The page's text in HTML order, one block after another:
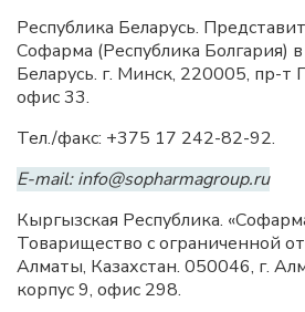
Республика Беларусь.
Софарма (Республика Болгария)
Беларусь. г. Минск, 220005, пр-т
офис 33.
Тел./факс: +375 17 242-82-92.
E-mail: info@sopharmagroup.ru
Кыргызская Республика.
Товарищество с ограниченной
Алматы, Казахстан. 050046, г.
корпус 9, офис 298.